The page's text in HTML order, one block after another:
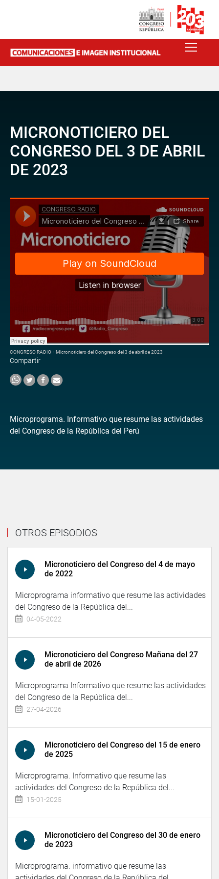
MICRONOTICIERO DEL
CONGRESO DEL 3 DE ABRIL
DE 2023
CONGRESO RADIO · Micronoticiero del Congreso del 3 de abril de 2023
Compartir
Microprograma. Informativo que resume las actividades
del Congreso de la República del Perú
OTROS EPISODIOS
Micronoticiero del Congreso del 4 de mayo
de 2022
Microprograma informativo que resume las actividades
del Congreso de la República del...
04-05-2022
Micronoticiero del Congreso Mañana del 27
de abril de 2026
Microprograma Informativo que resume las actividades
del Congreso de la República del...
27-04-2026
Micronoticiero del Congreso del 15 de enero
de 2025
Microprograma. Informativo que resume las
actividades del Congreso de la República del...
15-01-2025
Micronoticiero del Congreso del 30 de enero
de 2023
Microprograma. informativo que resume las